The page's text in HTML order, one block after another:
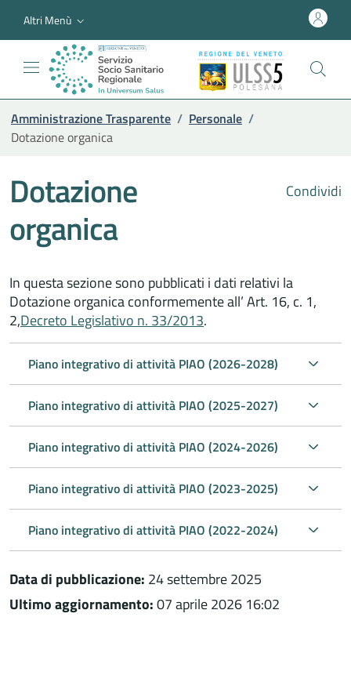
Altri Menù
Amministrazione Trasparente / Personale /
Dotazione organica
Condividi
Dotazione
organica
In questa sezione sono pubblicati i dati relativi la
Dotazione organica conformemente all’ Art. 16, c. 1,
2,Decreto Legislativo n. 33/2013.
Piano integrativo di attività PIAO (2026-2028)
Piano integrativo di attività PIAO (2025-2027)
Piano integrativo di attività PIAO (2024-2026)
Piano integrativo di attività PIAO (2023-2025)
Piano integrativo di attività PIAO (2022-2024)
Data di pubblicazione: 24 settembre 2025
Ultimo aggiornamento:07 aprile 2026 16:02